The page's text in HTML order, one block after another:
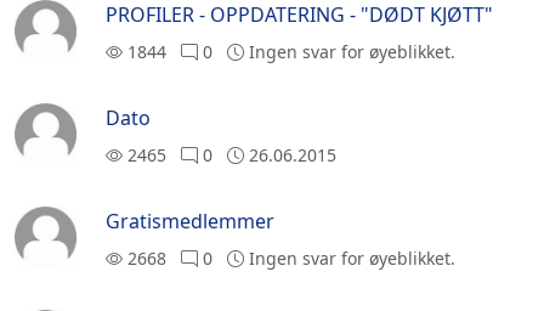
PROFILER - OPPDATERING - "DØDT KJØTT"
1844 0 Ingen svar for øyeblikket.
Dato
2465 0 26.06.2015
Gratismedlemmer
2668 0 Ingen svar for øyeblikket.